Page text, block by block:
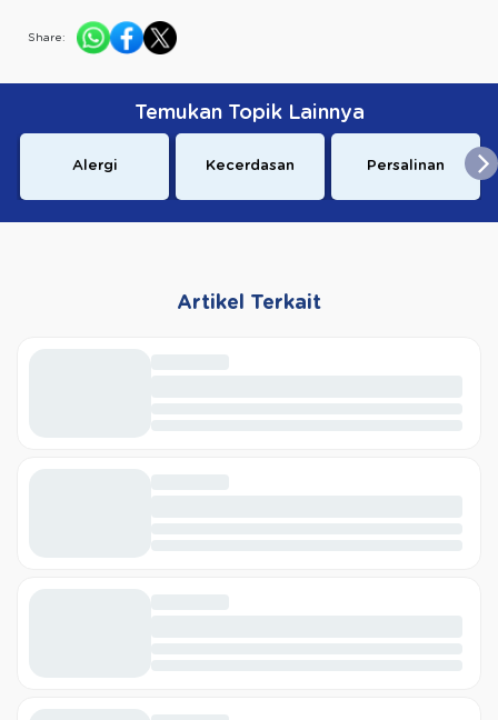
Share:
Temukan Topik Lainnya
Alergi Kecerdasan Persalinan
Artikel Terkait